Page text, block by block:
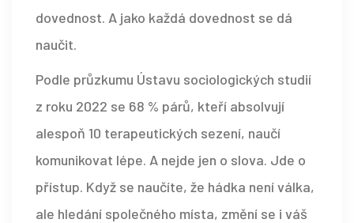
dovednost. A jako každá dovednost se dá
naučit.
Podle průzkumu Ústavu sociologických studií
z roku 2022 se 68 % párů, kteří absolvují
alespoň 10 terapeutických sezení, naučí
komunikovat lépe. A nejde jen o slova. Jde o
přístup. Když se naučíte, že hádka není válka,
ale hledání společného místa, změní se i váš